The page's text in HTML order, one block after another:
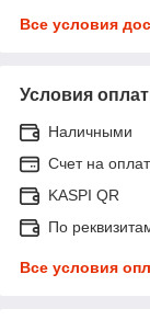
Все условия
Условия
Наличными
Счет на
KASPI QR
По
Все условия